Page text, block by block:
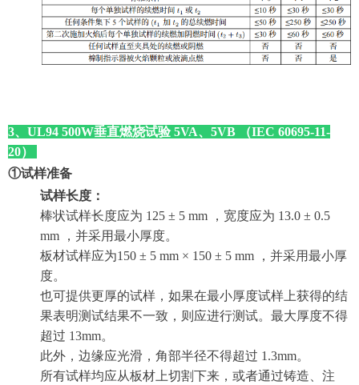
3、UL94 500W垂直燃烧试验 5VA、5VB （IEC 60695-11-
20）
①试样准备
试样长度：
棒状试样长度应为 125 ± 5 mm ，宽度应为 13.0 ± 0.5
mm ，并采用最小厚度。
板材试样应为150 ± 5 mm × 150 ± 5 mm ，并采用最小厚
度。
也可提供更厚的试样，如果在最小厚度试样上获得的结
果表明测试结果不一致，则应进行测试。最大厚度不得
超过 13mm。
此外，边缘应光滑，角部半径不得超过 1.3mm。
所有试样均应从板材上切割下来，或者通过铸造、注